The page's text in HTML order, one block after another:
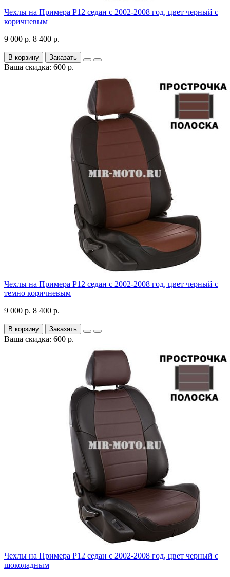
Чехлы на Примера P12 седан с 2002-2008 год, цвет черный с
коричневым
9 000 р. 8 400 р.
В корзину Заказать
Ваша скидка: 600 р.
Чехлы на Примера P12 седан с 2002-2008 год, цвет черный с
темно коричневым
9 000 р. 8 400 р.
В корзину Заказать
Ваша скидка: 600 р.
Чехлы на Примера P12 седан с 2002-2008 год, цвет черный с
шоколадным